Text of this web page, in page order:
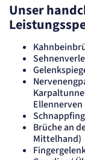
Unser
Ellennerven
Brüche an
Mittelhand)
Zweck:
Dient der
Cookie Laufzeit:
Session
Sitzungs-
Name:
PHPSESSID
Anbieter:
Artemed SE
Zweck:
Behält die Zustände